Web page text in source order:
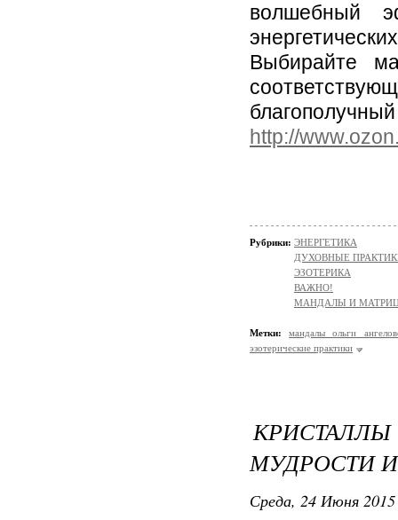
волшебный
Выбирайте
http://
Рубрики: ЭНЕРГЕТИКА
ДУХОВНЫЕ
ЭЗОТЕРИКА
ВАЖНО!
МАНДАЛЫ И
Метки:
мандалы ольги
эзотерические практики
МУДРОСТИ
Среда, 24 Июня